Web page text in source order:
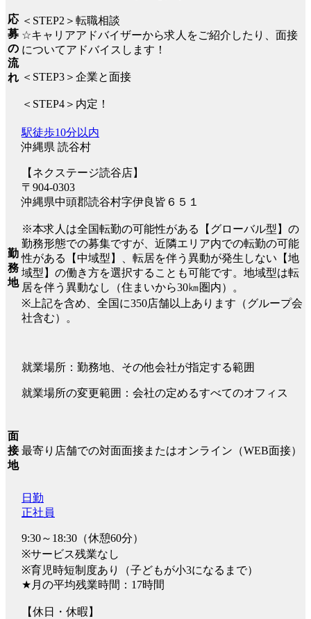
応
募
の
流
れ
＜STEP2＞転職相談
☆キャリアアドバイザーから求人をご紹介したり、面接
についてアドバイスします！
＜STEP3＞企業と面接
＜STEP4＞内定！
勤
務
地
駅徒歩10分以内
沖縄県 読谷村
【ネクステージ読谷店】
〒904-0303
沖縄県中頭郡読谷村字伊良皆６５１
※本求人は全国転勤の可能性がある【グローバル型】の
勤務形態での募集ですが、近隣エリア内での転勤の可能
性がある【中域型】、転居を伴う異動が発生しない【地
域型】の働き方を選択することも可能です。地域型は転
居を伴う異動なし（住まいから30㎞圏内）。
※上記を含め、全国に350店舗以上あります（グループ会
社含む）。
就業場所：勤務地、その他会社が指定する範囲
就業場所の変更範囲：会社の定めるすべてのオフィス
面
接
地
最寄り店舗での対面面接またはオンライン（WEB面接）
日勤
正社員
9:30～18:30（休憩60分）
※サービス残業なし
※育児時短制度あり（子どもが小3になるまで）
★月の平均残業時間：17時間
【休日・休暇】